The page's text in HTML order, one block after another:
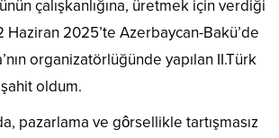
çalışkanlığına, üretmek için verdiği
Haziran 2025’te Azerbaycan-Bakü’de
organizatörlüğünde yapılan II.Türk
oldum.
pazarlama ve gôrsellikle tartışmasız